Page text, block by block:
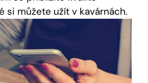
si můžete užít v kavárnách.